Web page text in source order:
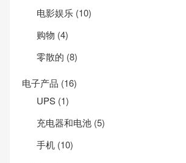
电影娱乐 (10)
购物 (4)
零散的 (8)
电子产品 (16)
UPS (1)
充电器和电池 (5)
手机 (10)